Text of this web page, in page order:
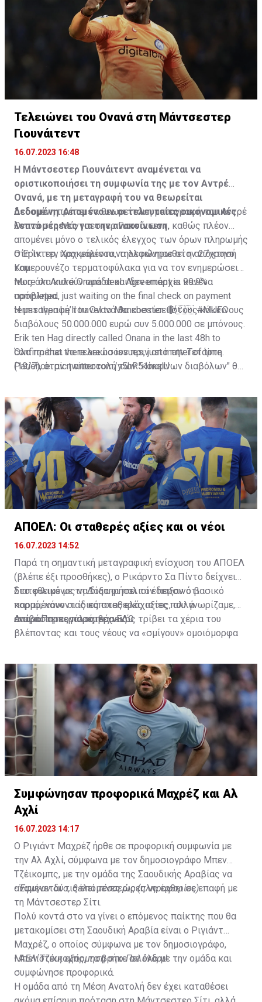
παιδί. Του έχει γίνει πλύση εγκεφάλου», πρόσθεσε.
Τελειώνει του Ονανά στη Μάντσεστερ
Γιουνάιτεντ
16.07.2023 16:48
Η Μάντσεστερ Γιουνάιτεντ αναμένεται να
οριστικοποιήσει τη συμφωνία της με τον Αντρέ
Ονανά, με τη μεταγραφή του να θεωρείται
δεδομένη. Απομένουν οι τελευταίες οικονομικές
λεπτομέρειες για την ανακοίνωση.
Δεδομένη πρέπει να θεωρείται η μεταγραφή του Αντρέ
Ονανά στη Μάντσεστερ Γιουνάιτεντ, καθώς πλέον
απομένει μόνο ο τελικός έλεγχος των όρων πληρωμής
στη Ίντερ, προκειμένου να ολοκληρωθεί η απόκτησή
του.
Ο Έρικ τεν Χαχ μάλιστα, τηλεφώνησε στον 27χρονο
Καμερουνέζο τερματοφύλακα για να τον ενημερώσει
πως όλα κυλούν ομάδα και δεν υπάρχει κανένα
πρόβλημα.
More on André Onana deal. Agreement is 99.9%
completed, just waiting on the final check on payment
terms then he’ll travel to Manchester. 🔴🇨🇲#MUFC
Erik ten Hag directly called Onana in the last 48h to
confirm that there are no issues, just matter of time.
Patience.pic.twitter.com/y5hR51mqlU
Η μεταγραφή του Ονανά θα κοστίσει στους κόκκινους
διαβόλους 50.000.000 ευρώ συν 5.000.000 σε μπόνους.
Όλα πρέπει να τελειώσουν πριν από την Τετάρτη
(19/7), όταν η αποστολή των "κόκκινων διαβόλων" θα
ΑΠΟΕΛ: Οι σταθερές αξίες και οι νέοι
16.07.2023 14:52
Παρά τη σημαντική μεταγραφική ενίσχυση του ΑΠΟΕΛ
(βλέπε έξι προσθήκες), ο Ρικάρντο Σα Πίντο δείχνει
διατεθειμένος να διατηρήσει τον περσινό βασικό
κορμό, κάνοντας κάποιες ελάχιστες, αλλά
απαραίτητες παρεμβάσεις.
Στο φιλικό με τη Δόξα οι παλιοί έδειξαν ότι
παραμένουν οι ίδιες σταθερές αξίες που γνωρίζαμε,
ενώ ο Πορτογάλος τεχνικός τρίβει τα χέρια του
βλέποντας και τους νέους να «σμίγουν» ομοιόμορφα
Διαβάστε περισσότεραΕΔΩ.
Συμφώνησαν προφορικά Μαχρέζ και Αλ
Αχλί
16.07.2023 14:17
Ο Ριγιάντ Μαχρέζ ήρθε σε προφορική συμφωνία με
την Αλ Αχλί, σύμφωνα με τον δημοσιογράφο Μπεν
Τζέικομπς, με την ομάδα της Σαουδικής Αραβίας να
αναμένεται τις επόμενες ώρες να έρθει σε επαφή με
τη Μάντσεστερ Σίτι.
•Έφυγαν δύο, θέλει τέσσερις (πληροφορίες)
Πολύ κοντά στο να γίνει ο επόμενος παίκτης που θα
μετακομίσει στη Σαουδική Αραβία είναι ο Ριγιάντ
Μαχρέζ, ο οποίος σύμφωνα με τον δημοσιογράφο,
Μπεν Τζέικομπς, τα βρήκε σε όλα με την ομάδα και
συμφώνησε προφορικά.
•ΑΕΛίστικη εξόρμηση στο Πελένδρι!
Η ομάδα από τη Μέση Ανατολή δεν έχει καταθέσει